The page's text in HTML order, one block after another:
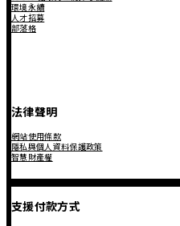
環境永續
人才招募
部落格
法律聲明
網站使用條款
隱私與個人資料保護政策
智慧財產權
支援付款方式